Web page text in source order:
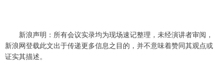
新浪声明：所有会议实录均为现场速记整理，未经演讲者审阅，
新浪网登载此文出于传递更多信息之目的，并不意味着赞同其观点或
证实其描述。